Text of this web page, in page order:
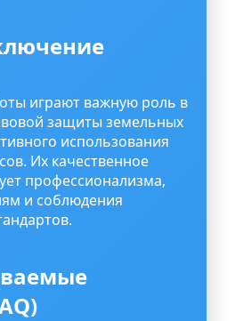
играют важную роль в
защиты земельных
использования
Их качественное
профессионализма,
и соблюдения